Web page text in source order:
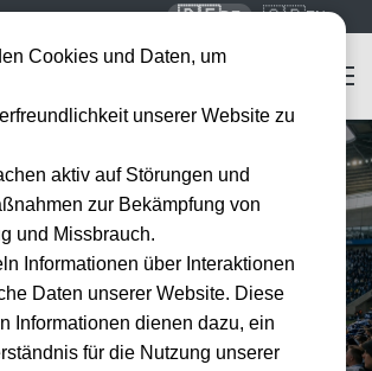
🇩🇪DE 🇬🇧EN
Cookies und Daten, um
unserer Website zu
aktiv auf Störungen und
zur Bekämpfung von
und Missbrauch.
Informationen über Interaktionen
Daten unserer Website. Diese
Informationen dienen dazu, ein
für die Nutzung unserer